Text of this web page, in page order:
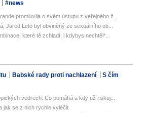
#news
promluvila o svém ústupu z veřejného ž...
Jared Leto byl obviněný ze sexuálního ob...
které tě zchladí, i kdybys nechtěl*...
Babské rady proti nachlazení
S čím
vedrech: Co pomáhá a kdy už riskuj...
jak se z nich rychle vyléčit